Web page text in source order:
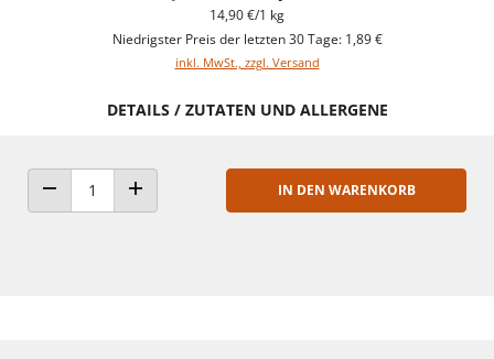
14,90 €/1 kg
Niedrigster Preis der letzten 30 Tage: 1,89 €
inkl. MwSt., zzgl. Versand
DETAILS / ZUTATEN UND ALLERGENE
ANZAHL VERRINGERNANZAHL ERHÖHEN
IN DEN WARENKORB